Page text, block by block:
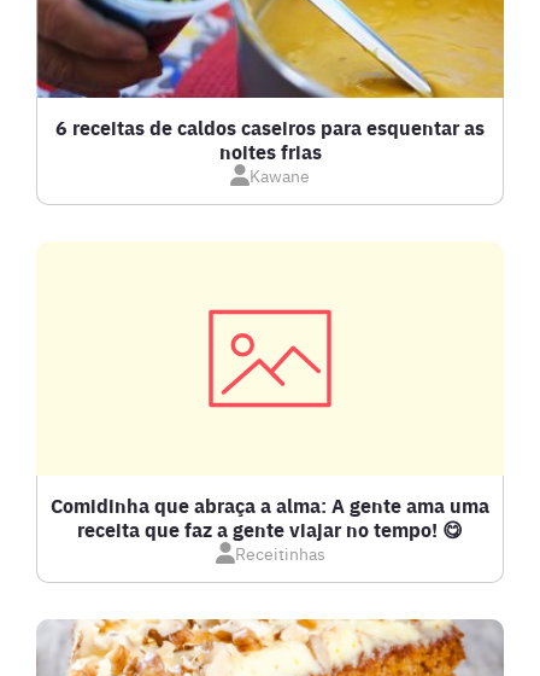
BOLOS E TORTAS
CALDOS
CARNE BOVINA
COMPOTAS E GELEIAS
DOCES E SOBREMESAS
DRINKS
6 receitas de caldos caseiros para esquentar as
noites frias
Kawane
Comidinha que abraça a alma: A gente ama uma
receita que faz a gente viajar no tempo! 😋
Receitinhas